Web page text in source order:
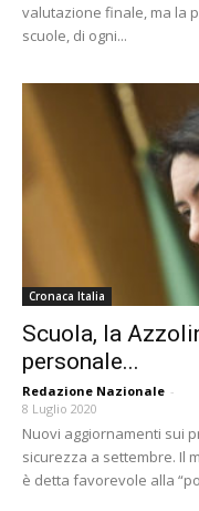
valutazione finale, ma la
scuole, di ogni...
Cronaca Italia
Scuola, la
personale...
Redazione Nazionale -
8 Luglio 2020
Nuovi aggiornamenti sui
sicurezza a settembre. Il
è detta favorevole alla